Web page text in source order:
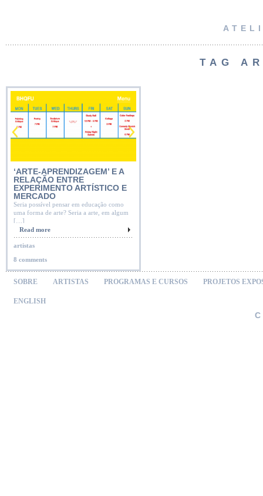
TAG
‘ARTE-APRENDIZAGEM’ E A
RELAÇÃO ENTRE
EXPERIMENTO ARTÍSTICO E
MERCADO
Seria possível pensar em educação como
uma forma de arte? Seria a arte, em algum
[…]
Read more
artistas
8 comments
SOBRE ARTISTAS PROGRAMAS E CURSOS PROJETOS
ENGLISH